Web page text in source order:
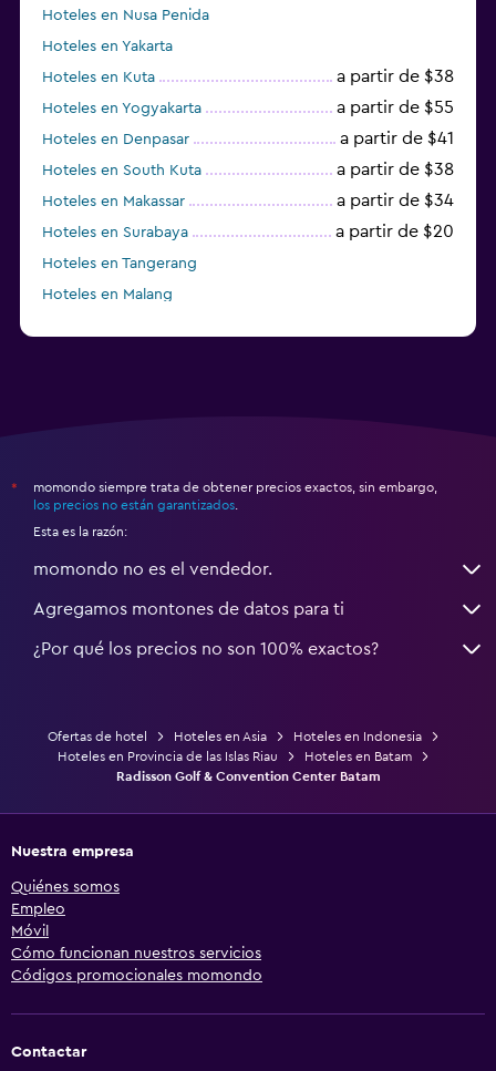
Hoteles en Nusa Penida
Hoteles en Yakarta
Hoteles en Kuta
a partir de $38
Hoteles en Yogyakarta a partir de $55
Hoteles en Denpasar a partir de $41
Hoteles en South Kuta a partir de $38
Hoteles en Makassar a partir de $34
Hoteles en Surabaya a partir de $20
Hoteles en Tangerang
Hoteles en Malang
*
momondo siempre trata de obtener precios exactos, sin embargo,
los precios no están garantizados
Esta es la razón:
momondo no es el vendedor.
Agregamos montones de datos para ti
¿Por qué los precios no son 100% exactos?
Ofertas de hotel Hoteles en Asia
Hoteles en Indonesia
Hoteles en Provincia de las Islas Riau
Hoteles en Batam
Radisson Golf & Convention Center Batam
Nuestra empresa
Quiénes somos
Empleo
Móvil
Cómo funcionan nuestros servicios
Códigos promocionales momondo
Contactar